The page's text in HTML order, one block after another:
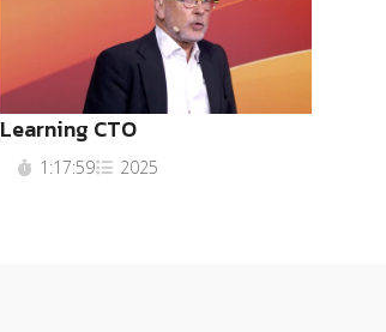
Learning CTO
1:17:59 2025